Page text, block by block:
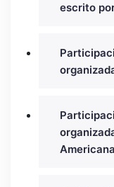
escrito